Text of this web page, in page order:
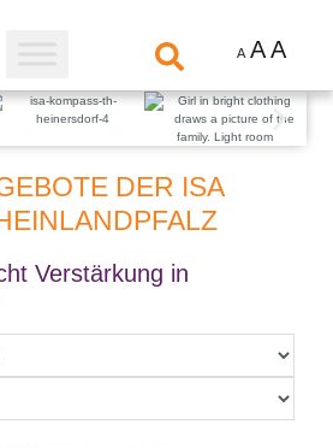
A AA
DER ISA
Verstärkung in